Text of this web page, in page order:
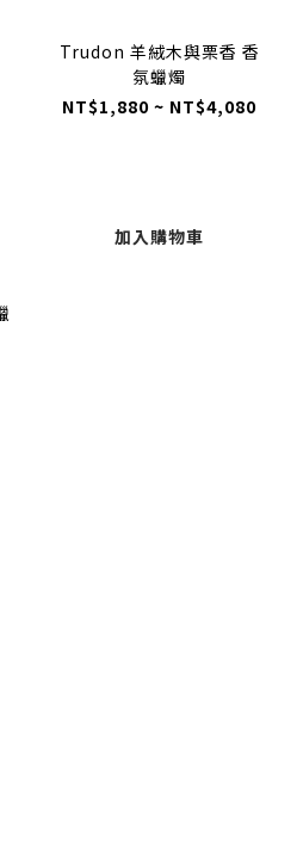
Trudon 羊絨木與栗香 香
氛蠟燭
NT$1,880 ~ NT$4,080
加入購物車